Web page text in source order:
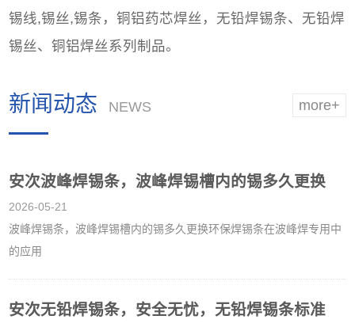
锡线,锡丝,锡条，铜铝药芯焊丝，无铅焊锡条、无铅焊
锡丝、铜铝焊丝系列制品。
more+
新闻动态 NEWS
安次波峰焊锡条，波峰焊锡槽内的锡多久更换
2026-05-21
波峰焊锡条，波峰焊锡槽内的锡多久更换环保焊锡条在波峰焊专用中
的应用
安次无铅焊锡条，安全无忧，无铅焊锡条标准